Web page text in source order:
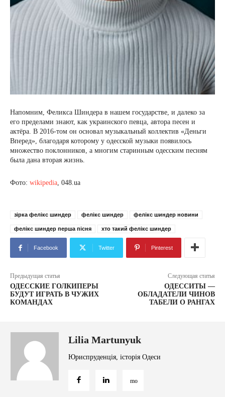
Напомним, Феликса Шиндера в нашем государстве, и далеко за
его пределами знают, как украинского певца, автора песен и
актёра. В 2016-том он основал музыкальный коллектив «Деньги
Вперед», благодаря которому у одесской музыки появилось
множество поклонников, а многим старинным одесским песням
была дана вторая жизнь.
Фото: wikipedia, 048.ua
зірка фелікс шиндер фелікс шиндер фелікс шиндер новини
фелікс шиндер перша пісня хто такий фелікс шиндер
Facebook Twitter Pinterest
Предыдущая статья
ОДЕССКИЕ ГОЛКИПЕРЫ
БУДУТ ИГРАТЬ В ЧУЖИХ
КОМАНДАХ
Следующая статья
ОДЕССИТЫ —
ОБЛАДАТЕЛИ ЧИНОВ
ТАБЕЛИ О РАНГАХ
Lilia Martunyuk
Юриспруденція, історія Одеси